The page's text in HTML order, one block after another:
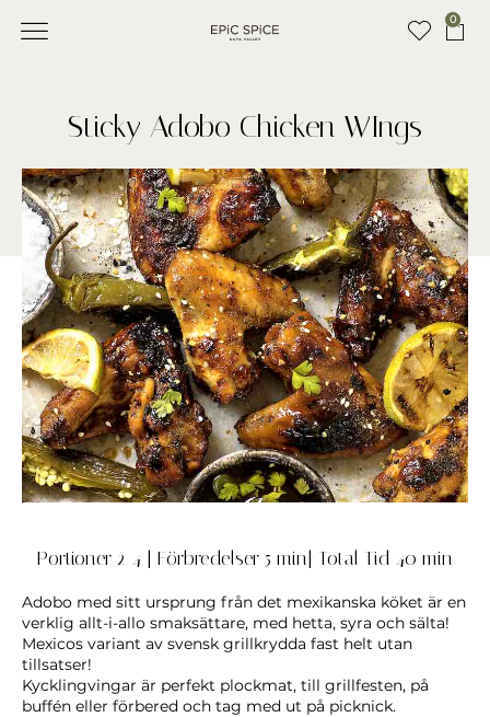
0
Sticky Adobo Chicken WIngs
Portioner 2-4 | Förbredelser 5 min| Total Tid 40 min
Adobo med sitt ursprung från det mexikanska köket är en
verklig allt-i-allo smaksättare, med hetta, syra och sälta!
Mexicos variant av svensk grillkrydda fast helt utan
tillsatser!
Kycklingvingar är perfekt plockmat, till grillfesten, på
buffén eller förbered och tag med ut på picknick.